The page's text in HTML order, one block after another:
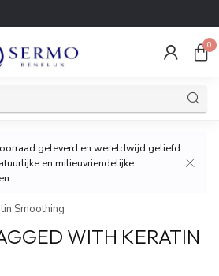
0
geleverd en wereldwijd geliefd
en milieuvriendelijke
Smoothing
WITH KERATIN